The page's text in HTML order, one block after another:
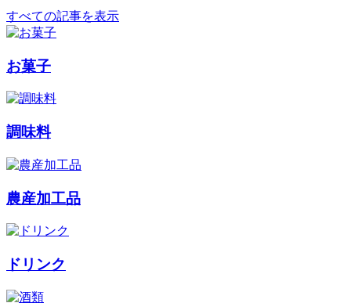
すべての記事を表示
お菓子
調味料
農産加工品
ドリンク